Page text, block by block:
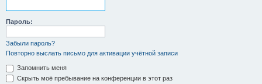
Пароль:
Забыли пароль?
Повторно выслать письмо для активации учётной записи
Запомнить меня
Скрыть моё пребывание на конференции в этот раз